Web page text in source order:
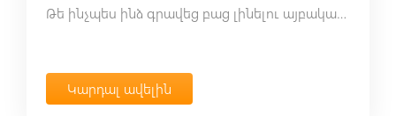
Թե ինչպես ինձ գրավեց բաց լինելու այբական սկզբունքը
Կարդալ ավելին